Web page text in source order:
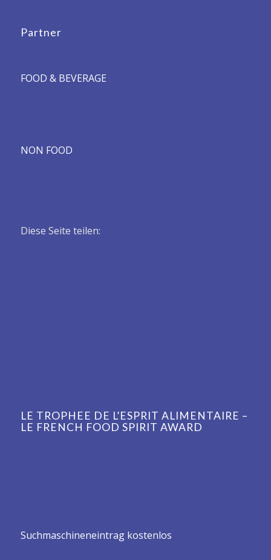
Partner
FOOD & BEVERAGE
NON FOOD
Diese Seite teilen:
LE TROPHEE DE L’ESPRIT ALIMENTAIRE –
LE FRENCH FOOD SPIRIT AWARD
Suchmaschineneintrag kostenlos